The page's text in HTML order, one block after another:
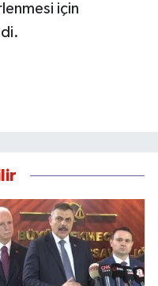
için